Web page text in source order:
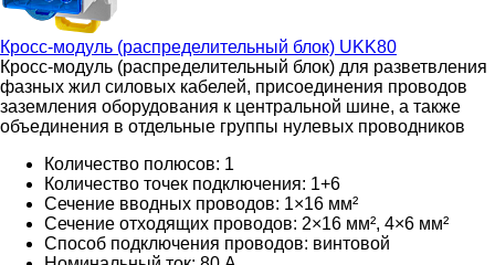
Кросс-модуль (распределительный блок) UKK80
Кросс-модуль (распределительный блок) для разветвления
фазных жил силовых кабелей, присоединения проводов
заземления оборудования к центральной шине, а также
объединения в отдельные группы нулевых проводников
Количество полюсов: 1
Количество точек подключения: 1+6
Сечение вводных проводов: 1×16 мм²
Сечение отходящих проводов: 2×16 мм², 4×6 мм²
Способ подключения проводов: винтовой